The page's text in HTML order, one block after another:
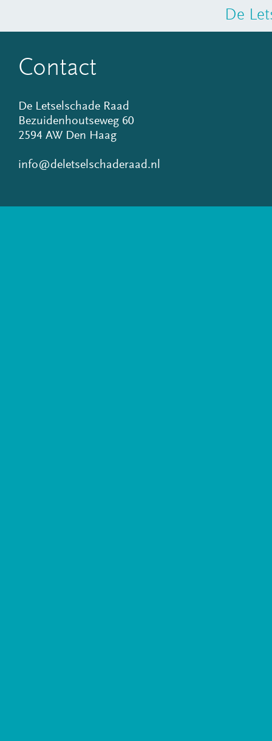
De
Contact
De Letselschade Raad
Bezuidenhoutseweg 60
2594 AW Den Haag
info@deletselschaderaad.nl